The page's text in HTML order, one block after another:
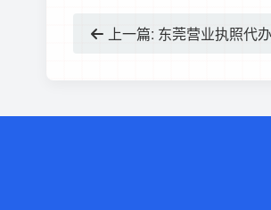
上一篇: 东莞营业执照代